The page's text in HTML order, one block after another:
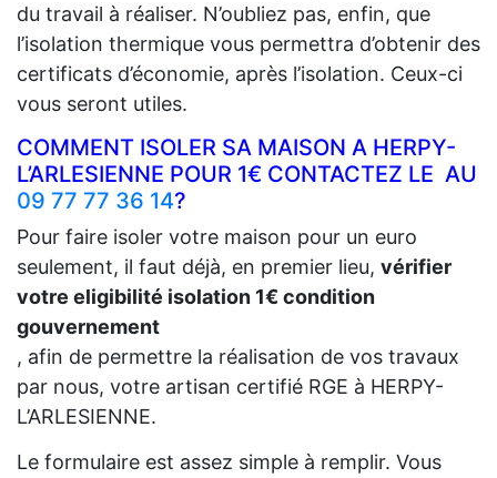
du travail à réaliser. N’oubliez pas, enfin, que
l’isolation thermique vous permettra d’obtenir des
certificats d’économie, après l’isolation. Ceux-ci
vous seront utiles.
COMMENT ISOLER SA MAISON A HERPY-
L’ARLESIENNE POUR 1€ CONTACTEZ LE AU
09 77 77 36 14?
Pour faire isoler votre maison pour un euro
seulement, il faut déjà, en premier lieu, vérifier
votre eligibilité isolation 1€ condition
gouvernement
, afin de permettre la réalisation de vos travaux
par nous, votre artisan certifié RGE à HERPY-
L’ARLESIENNE.
Le formulaire est assez simple à remplir. Vous